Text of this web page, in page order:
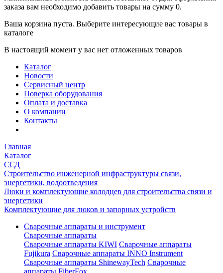
заказа вам необходимо добавить товары на сумму 0.
Ваша корзина пуста. Выберите интересующие вас товары в
каталоге
В настоящий момент у вас нет отложенных товаров
Каталог
Новости
Сервисный центр
Поверка оборудования
Оплата и доставка
О компании
Контакты
Главная
Каталог
ССД
Строительство инженерной инфраструктуры связи,
энергетики, водоотведения
Люки и комплектующие колодцев для строительства связи и
энергетики
Комплектующие для люков и запорных устройств
Сварочные аппараты и инструмент
Сварочные аппараты
Сварочные аппараты KIWI Сварочные аппараты
Fujikura Сварочные аппараты INNO Instrument
Сварочные аппараты ShinewayTech Cварочные
аппараты FiberFox